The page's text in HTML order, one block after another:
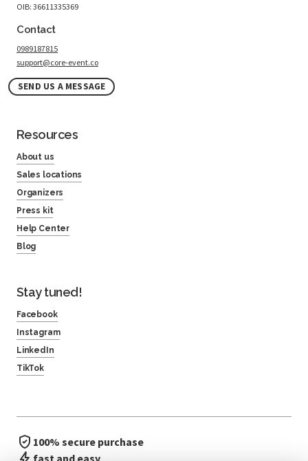
OIB: 36611335369
Contact
0989187815
support@core-event.co
SEND US A MESSAGE
Resources
About us
Sales locations
Organizers
Press kit
Help Center
Blog
Stay tuned!
Facebook
Instagram
LinkedIn
TikTok
100% secure purchase
fast and easy